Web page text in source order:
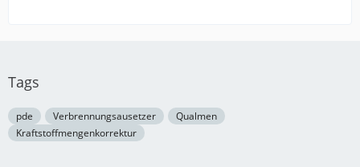
Tags
pde Verbrennungsausetzer
Qualmen
Kraftstoffmengenkorrektur